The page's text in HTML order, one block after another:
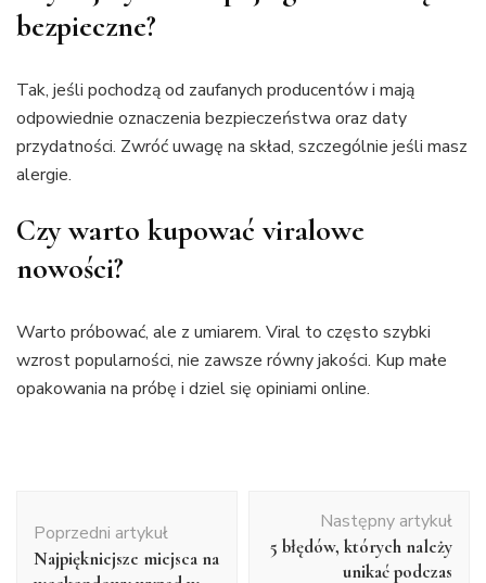
bezpieczne?
Tak, jeśli pochodzą od zaufanych producentów i mają
odpowiednie oznaczenia bezpieczeństwa oraz daty
przydatności. Zwróć uwagę na skład, szczególnie jeśli masz
alergie.
Czy warto kupować viralowe
nowości?
Warto próbować, ale z umiarem. Viral to często szybki
wzrost popularności, nie zawsze równy jakości. Kup małe
opakowania na próbę i dziel się opiniami online.
wpisu
Poprzedni artykuł
Najpiękniejsze miejsca na
Następny artykuł
5 błędów, których należy
unikać podczas